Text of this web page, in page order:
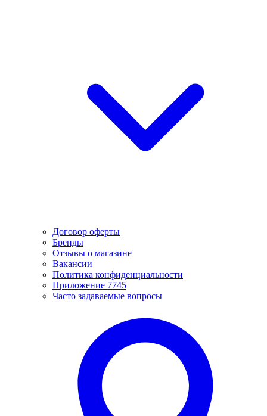
Договор оферты
Бренды
Отзывы о магазине
Вакансии
Политика конфиденциальности
Приложение 7745
Часто задаваемые вопросы